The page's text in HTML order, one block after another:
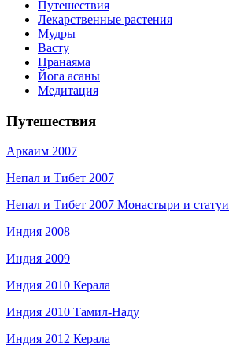
Путешествия
Лекарственные растения
Мудры
Васту
Пранаяма
Йога асаны
Медитация
Путешествия
Аркаим 2007
Непал и Тибет 2007
Непал и Тибет 2007 Монастыри и статуи
Индия 2008
Индия 2009
Индия 2010 Керала
Индия 2010 Тамил-Наду
Индия 2012 Керала